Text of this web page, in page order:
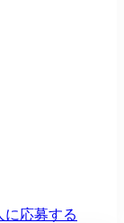
に応募する